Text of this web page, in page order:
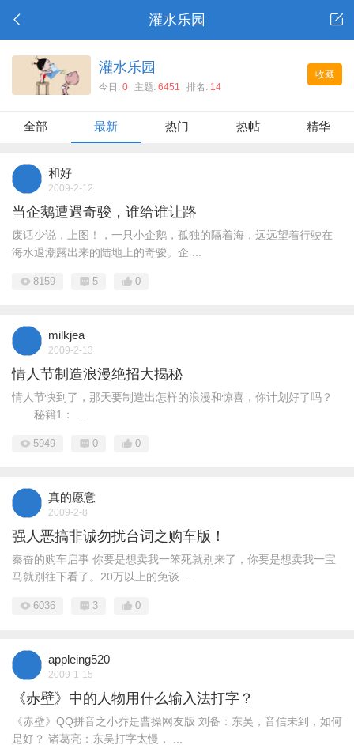
灌水乐园
收藏
灌水乐园
今日: 0 主题: 6451 排名: 14
全部 最新 热门 热帖 精华
和好
2009-2-12
当企鹅遭遇奇骏，谁给谁让路
废话少说，上图！，一只小企鹅，孤独的隔着海，远远望着行驶在
海水退潮露出来的陆地上的奇骏。企 ...
8159 5 0
milkjea
2009-2-13
情人节制造浪漫绝招大揭秘
情人节快到了，那天要制造出怎样的浪漫和惊喜，你计划好了吗？
秘籍1： ...
5949 0 0
真的愿意
2009-2-8
强人恶搞非诚勿扰台词之购车版！
秦奋的购车启事 你要是想卖我一笨死就别来了，你要是想卖我一宝
马就别往下看了。20万以上的免谈 ...
6036 3 0
appleing520
2009-1-15
《赤壁》中的人物用什么输入法打字？
《赤壁》QQ拼音之小乔是曹操网友版 刘备：东吴，音信未到，如何
是好？ 诸葛亮：东吴打字太慢， ...